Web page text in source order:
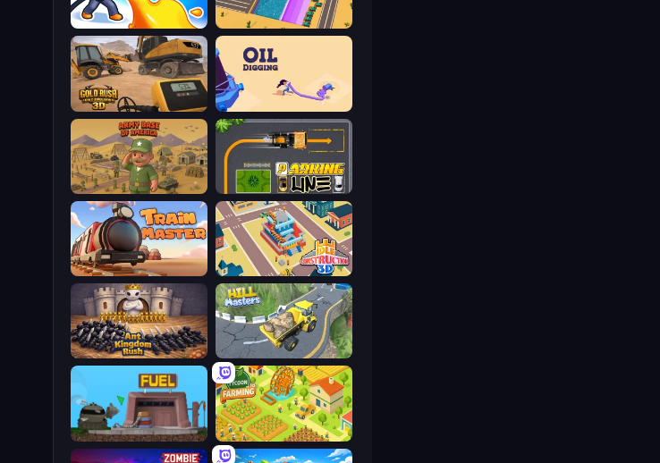
Dig Tycoon
Gas Station 3D
Oil Digging
Gold Rush: Gold Simulator 3D
Parking Line
Army Base Of America
Idle Construction 3D
Train Master
Hill Masters
Ant Kingdom Rush
Farming Tycoon 3D
Motherload